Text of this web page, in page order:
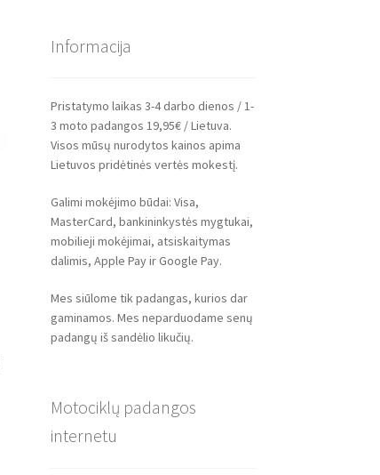
Informacija
Pristatymo laikas 3-4 darbo dienos / 1-
3 moto padangos 19,95€ / Lietuva.
Visos mūsų nurodytos kainos apima
Lietuvos pridėtinės vertės mokestį.
Galimi mokėjimo būdai: Visa,
MasterCard, bankininkystės mygtukai,
mobilieji mokėjimai, atsiskaitymas
dalimis, Apple Pay ir Google Pay.
Mes siūlome tik padangas, kurios dar
gaminamos. Mes neparduodame senų
padangų iš sandėlio likučių.
Motociklų padangos
internetu